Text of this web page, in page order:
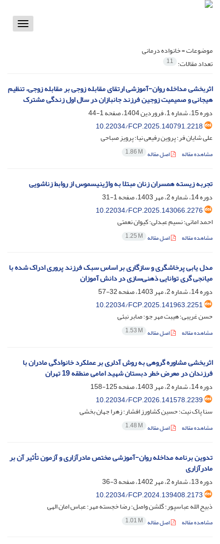
Toggle
موضوعات =خانواده درمانی
تعداد مقالات: 11
اثربخشی مداخله روان-آموزشی ارتقای مقابله زوجی بر مقابله زوجی، تنظیم
هیجانی و صمیمیت زوجین فرزند جانبازان در سال اول زندگی مشترک
دوره 15، شماره 1، فروردین 1404، صفحه
1-44
10.22034/FCP.2025.140791.2218
علی شایان فر؛ پروین رفیعی نیا؛ پرویز صباحی
مشاهده مقاله اصل مقاله 1.86 M
تجربه زیسته همسران زنان مبتلا به واژینیسموس از روابط زناشویی
دوره 14، شماره 2، مهر 1403، صفحه
1-31
10.22034/FCP.2025.143066.2276
احمد امانی؛ نسیم عبدلی؛ کیوان نعمتی
مشاهده مقاله اصل مقاله 1.25 M
مدل یابی پرخاشگری و سازگاری بر اساس سبک فرزند پروری ادراک شده با
میانجی گری توانایی ذهنی‌سازی در دانش آموزان
دوره 14، شماره 2، مهر 1403، صفحه
32-57
10.22034/FCP.2025.141963.2251
حسن غریبی؛ هیبت مهر جو؛ صابر نبئی
مشاهده مقاله اصل مقاله 1.53 M
اثربخشی مشاوره گروهی به روش آدلری بر عملکرد خانوادگی مادران با
فرزندان در معرض خطر دبستان شهید امامی منطقه 19 تهران
دوره 14، شماره 2، مهر 1403، صفحه
125-158
10.22034/FCP.2026.141578.2239
سنا پاک نیت؛ حسین کشاورز افشار؛ زهرا جهان بخشی
مشاهده مقاله اصل مقاله 1.48 M
تدوین برنامه مداخله روان-آموزشی مختص مادر‌آزاری و آزمون تأثیر آن بر
مادرآزاری
دوره 13، شماره 2، مهر 1402، صفحه
3-36
10.22034/FCP.2024.139408.2173
ذبیح الله عباسپور؛ گلشن واصل؛ رضا خجسته مهر؛ عباس امان الهی
مشاهده مقاله اصل مقاله 1.01 M